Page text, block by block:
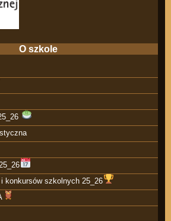
O szkole
konkursów szkolnych 25_26